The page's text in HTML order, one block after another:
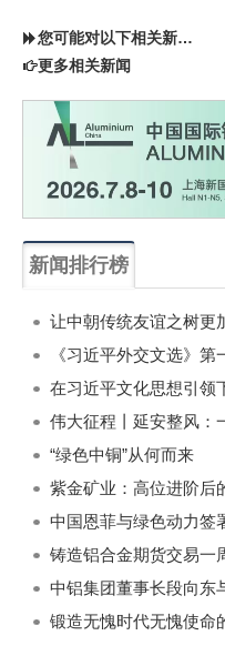
您可能对以下相关新闻同样感兴趣
更多相关新闻
新闻排行榜
《习近平外交文选》
“绿色中铜”从何而来
紫金矿业：高位进阶后
中国恩菲与绿色动力签
铸造铝合金期货交易一